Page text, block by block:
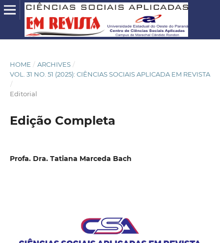
HOME / ARCHIVES /
VOL. 31 NO. 51 (2025): CIÊNCIAS SOCIAIS APLICADA EM REVISTA
/
Editorial
Edição Completa
Profa. Dra. Tatiana Marceda Bach